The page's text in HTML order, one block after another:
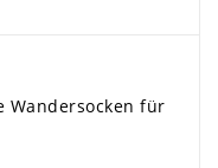
Wandersocken für